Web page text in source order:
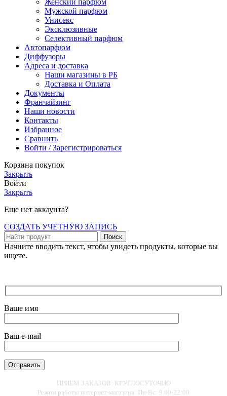
Женский парфюм
Мужской парфюм
Унисекс
Эксклюзивные
Селективный парфюм
Автопарфюм
Диффузоры
Адреса и доставка
Наши магазины в РБ
Доставка и Оплата
Документы
Франчайзинг
Наши новости
Контакты
Избранное
Сравнить
Войти / Зарегистрироваться
Корзина покупок
Закрыть
Войти
Закрыть
Еще нет аккаунта?
СОЗДАТЬ УЧЕТНУЮ ЗАПИСЬ
Поиск
Начните вводить текст, чтобы увидеть продукты, которые вы
ищете.
Ваше имя
Ваш e-mail
ПРИЕМ ЗАКАЗОВ: КРУГЛОСУТОЧНО
Режим работы интернет-магазина: Пн-Вс: 9.00-22:00